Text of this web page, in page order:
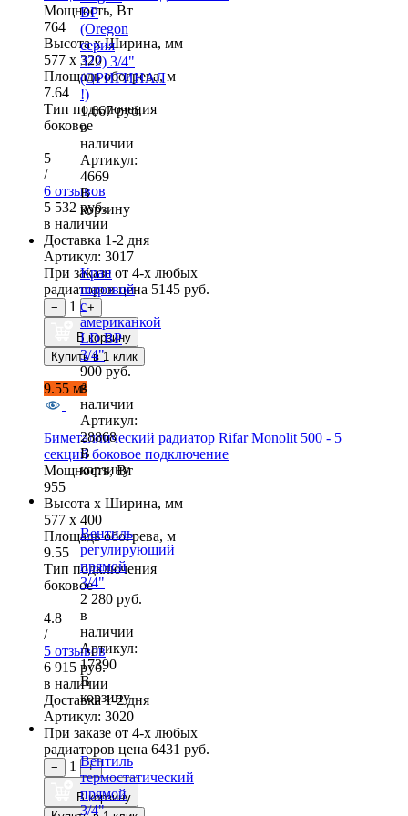
ВР
(Oregon
серия
322) 3/4"
(ОРИГИНАЛ
!)
1 667 руб.
в
наличии
Артикул:
4669
В
корзину
Кран
шаровой
c
американкой
LD ВР
3/4"
900 руб.
в
наличии
Артикул:
28868
В
корзину
Вентиль
регулирующий
прямой
3/4"
2 280 руб.
в
наличии
Артикул:
17390
В
корзину
Вентиль
термостатический
прямой
3/4"
Мощность, Вт
764
Высота x Ширина, мм
577 x 320
Площадь обогрева, м
7.64
Тип подключения
боковое
5
/
6 отзывов
5 532 руб.
в наличии
Доставка 1-2 дня
Артикул: 3017
При заказе от 4-х любых
радиаторов цена 5145 руб.
− 1 +
В корзину
Купить в 1 клик
9.55 м²
Биметаллический радиатор Rifar Monolit 500 - 5
секций боковое подключение
Мощность, Вт
955
Высота x Ширина, мм
577 x 400
Площадь обогрева, м
9.55
Тип подключения
боковое
4.8
/
5 отзывов
6 915 руб.
в наличии
Доставка 1-2 дня
Артикул: 3020
При заказе от 4-х любых
радиаторов цена 6431 руб.
− 1 +
В корзину